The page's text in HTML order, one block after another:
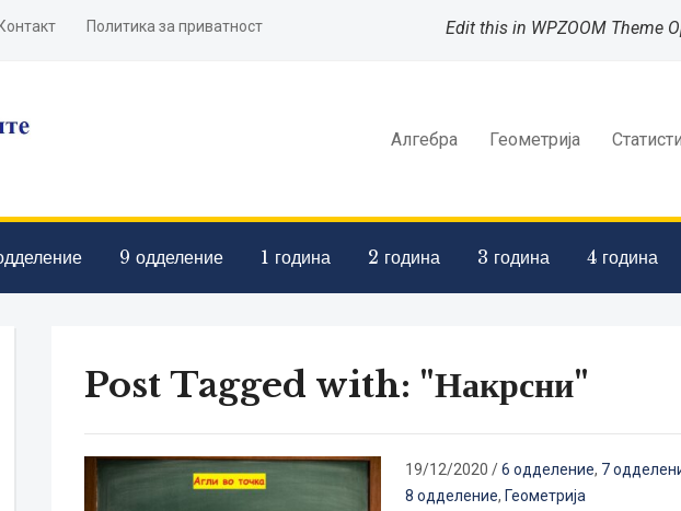
Контакт Политика за приватност Edit this in WPZOOM Theme
Алгебра Геометрија
9 одделение 1 година 2 година 3 година 4 година
Post Tagged with: "Накрсни"
19/12/2020 /6 одделение, 7
8 одделение, Геометрија